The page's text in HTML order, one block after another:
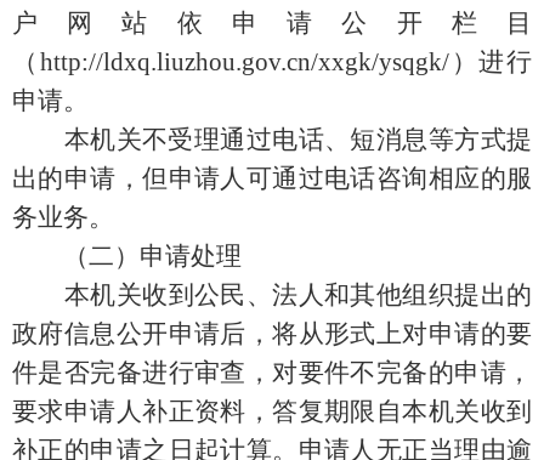
户网站依申请公开栏目
（http://ldxq.liuzhou.gov.cn/xxgk/ysqgk/）进行
申请。
本机关不受理通过电话、短消息等方式提
出的申请，但申请人可通过电话咨询相应的服
务业务。
（二）申请处理
本机关收到公民、法人和其他组织提出的
政府信息公开申请后，将从形式上对申请的要
件是否完备进行审查，对要件不完备的申请，
要求申请人补正资料，答复期限自本机关收到
补正的申请之日起计算。申请人无正当理由逾